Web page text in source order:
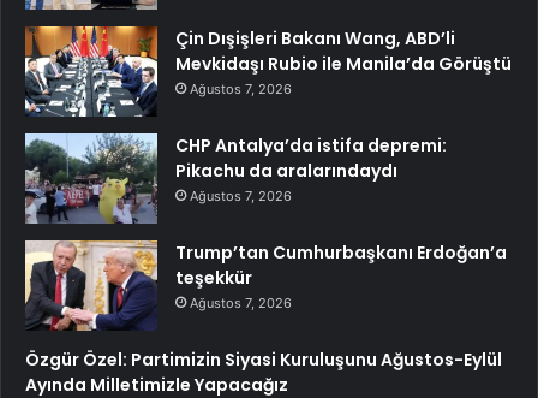
Çin Dışişleri Bakanı Wang, ABD’li
Mevkidaşı Rubio ile Manila’da Görüştü
Ağustos 7, 2026
CHP Antalya’da istifa depremi:
Pikachu da aralarındaydı
Ağustos 7, 2026
Trump’tan Cumhurbaşkanı Erdoğan’a
teşekkür
Ağustos 7, 2026
Özgür Özel: Partimizin Siyasi Kuruluşunu Ağustos-Eylül
Ayında Milletimizle Yapacağız